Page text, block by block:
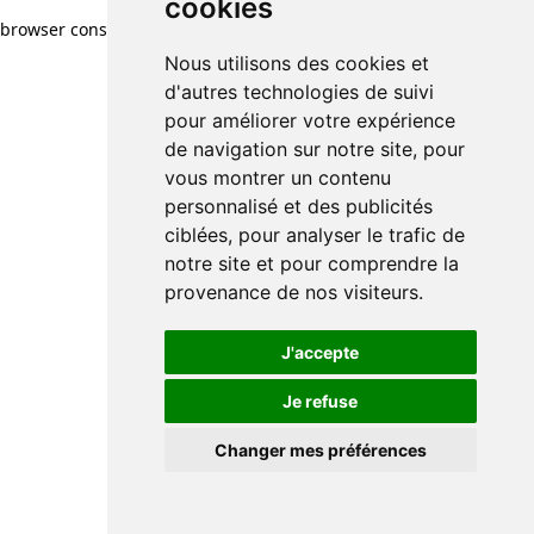
cookies
Nous utilisons des cookies et
d'autres technologies de suivi
pour améliorer votre expérience
de navigation sur notre site, pour
vous montrer un contenu
personnalisé et des publicités
ciblées, pour analyser le trafic de
notre site et pour comprendre la
provenance de nos visiteurs.
J'accepte
Je refuse
Changer mes préférences
browser console for more information)